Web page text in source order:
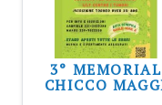
3° MEMORIAL
CHICCO